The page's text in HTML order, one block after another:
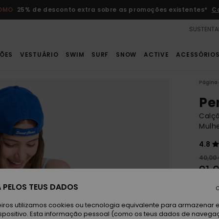
25% de desconto extra sobre as promoções existentes*
VESTUÁRIO SWIM SURF SNOW ACTIVE ACESSÓRIOS
Página
4.8
40,00
TEUS DADOS
utilizamos cookies ou tecnologia equivalente para armazenar
Esta informação pessoal (como os teus dados de